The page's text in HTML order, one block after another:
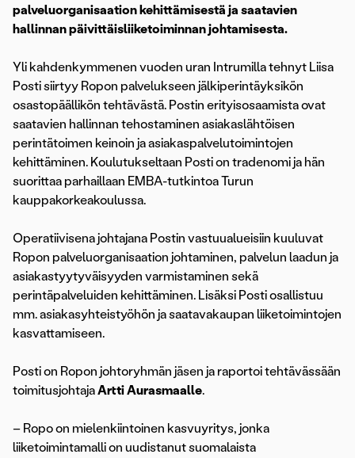
palveluorganisaation kehittämisestä ja saatavien
hallinnan päivittäisliiketoiminnan johtamisesta.
Yli kahdenkymmenen vuoden uran Intrumilla tehnyt Liisa
Posti siirtyy Ropon palvelukseen jälkiperintäyksikön
osastopäällikön tehtävästä. Postin erityisosaamista ovat
saatavien hallinnan tehostaminen asiakaslähtöisen
perintätoimen keinoin ja asiakaspalvelutoimintojen
kehittäminen. Koulutukseltaan Posti on tradenomi ja hän
suorittaa parhaillaan EMBA-tutkintoa Turun
kauppakorkeakoulussa.
Operatiivisena johtajana Postin vastuualueisiin kuuluvat
Ropon palveluorganisaation johtaminen, palvelun laadun ja
asiakastyytyväisyyden varmistaminen sekä
perintäpalveluiden kehittäminen. Lisäksi Posti osallistuu
mm. asiakasyhteistyöhön ja saatavakaupan liiketoimintojen
kasvattamiseen.
Posti on Ropon johtoryhmän jäsen ja raportoi tehtävässään
toimitusjohtajaArtti Aurasmaalle.
– Ropo on mielenkiintoinen kasvuyritys, jonka
liiketoimintamalli on uudistanut suomalaista